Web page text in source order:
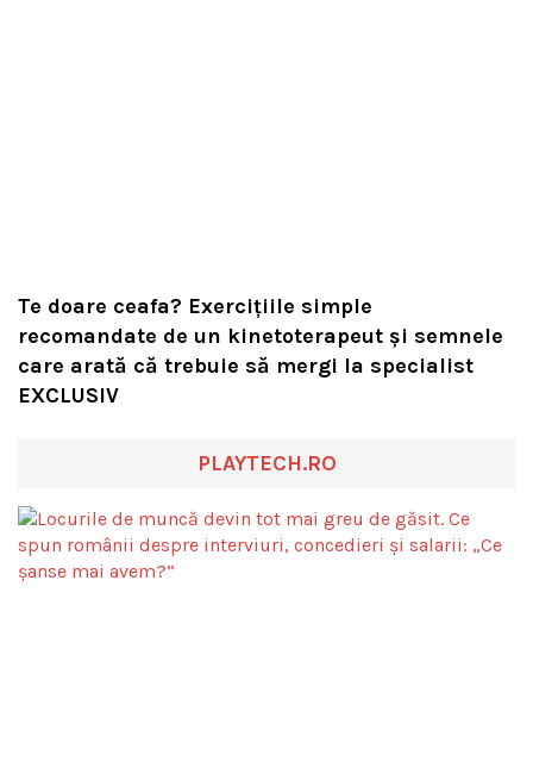
Te doare ceafa? Exercițiile simple
recomandate de un kinetoterapeut și semnele
care arată că trebuie să mergi la specialist
EXCLUSIV
PLAYTECH.RO